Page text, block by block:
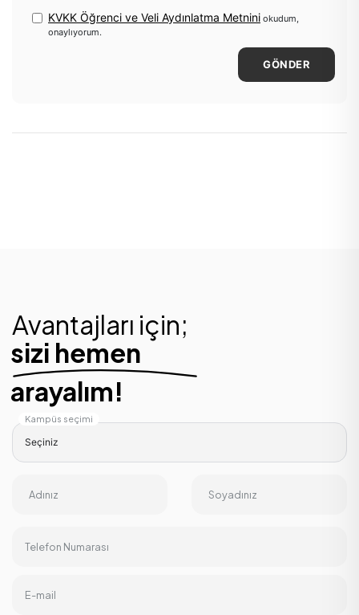
KVKK Öğrenci ve Veli Aydınlatma Metnini okudum,
onaylıyorum.
GÖNDER
Avantajları için;
sizi hemen
arayalım!
Kampüs seçimi
Adınız Soyadınız
Telefon Numarası
E-mail